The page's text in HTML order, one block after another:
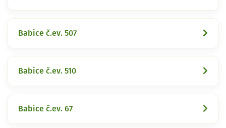
Babice č.ev. 507
Babice č.ev. 510
Babice č.ev. 67